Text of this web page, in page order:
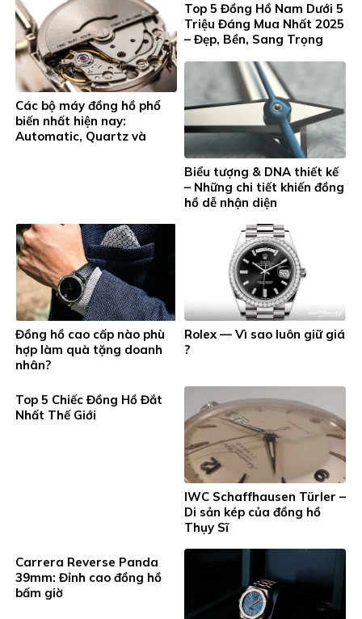
Các bộ máy đồng hồ phổ
biến nhất hiện nay:
Automatic, Quartz và
Top 5 Đồng Hồ Nam Dưới 5
Triệu Đáng Mua Nhất 2025
– Đẹp, Bền, Sang Trọng
Biểu tượng & DNA thiết kế
– Những chi tiết khiến đồng
hồ dễ nhận diện
Đồng hồ cao cấp nào phù
hợp làm quà tặng doanh
nhân?
Rolex — Vì sao luôn giữ giá
?
Top 5 Chiếc Đồng Hồ Đắt
Nhất Thế Giới
IWC Schaffhausen Türler –
Di sản kép của đồng hồ
Thụy Sĩ
Carrera Reverse Panda
39mm: Đỉnh cao đồng hồ
bấm giờ